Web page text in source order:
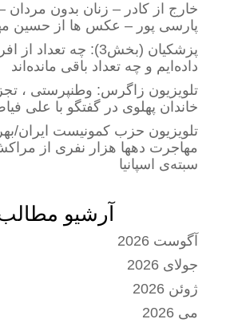
خارج از کادر – زنان بدون
پارسی پور – عکس ها از حسین
پزشکیان (بخش3): چه
داده‌ایم و چه تعداد باقی مانده‌اند
تلویزیون زاگرس: وطنپرستی ،
خاندان پهلوی در گفتگو با علی
تلویزیون حزب کمونیست ایران/
مهاجرت دهها هزار نفری از
سبته‌ی اسپانیا
آرشیو
آگوست 2026
جولای 2026
ژوئن 2026
می 2026